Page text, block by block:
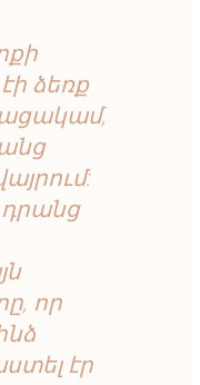
ձեռք
որ
էր